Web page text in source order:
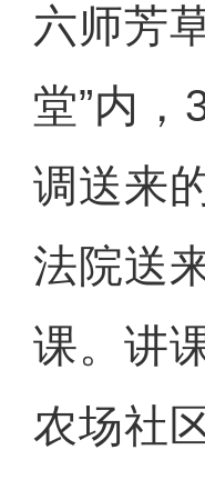
六师芳
堂”内
调送来
法院送
课。讲
农场社